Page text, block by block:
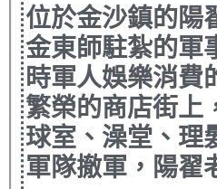
位於金沙鎮的陽
金東師駐紮的軍
時軍人娛樂消費
繁榮的商店街上
球室、澡堂、理
軍隊撤軍，陽翟